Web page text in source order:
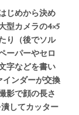
じめから決め
型カメラの4×5
り（後でソル
ーパーやセロ
字などを書い
インダーが交換
影で顔の長さ
してカッター